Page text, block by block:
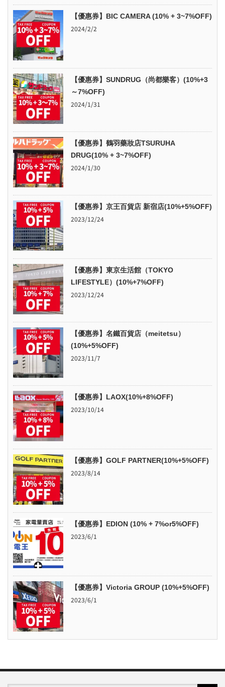
【優惠券】BIC CAMERA (10% + 3~7%OFF)
2024/2/2
【優惠券】SUNDRUG（尚都樂客）(10%+3
～7%OFF)
2024/1/31
【優惠券】鶴羽藥妝店TSURUHA
DRUG(10% + 3~7%OFF)
2024/1/30
【優惠券】京王百貨店 新宿店(10%+5%OFF)
2023/12/24
【優惠券】東京生活館（TOKYO
LIFESTYLE）(10%+7%OFF)
2023/12/24
【優惠券】名鐵百貨店（meitetsu）
(10%+5%OFF)
2023/11/7
【優惠券】LAOX(10%+8%OFF)
2023/10/14
【優惠券】GOLF PARTNER(10%+5%OFF)
2023/8/14
【優惠券】EDION (10% + 7%or5%OFF)
2023/6/1
【優惠券】Victoria GROUP (10%+5%OFF)
2023/6/1